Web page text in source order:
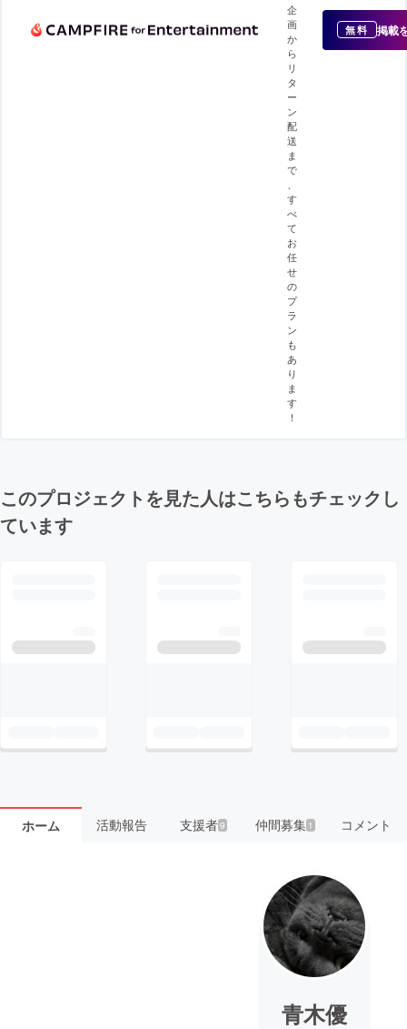
企
画
か
ら
リ
タ
ー
ン
配
送
ま
で
す
べ
て
お
任
せ
の
プ
ラ
ン
も
あ
り
ま
す
！
無料 掲載
このプロジェクトを見た人はこちらもチェックし
ています
ホーム 活動報告 支援者9 仲間募集 1 コメント
青木優